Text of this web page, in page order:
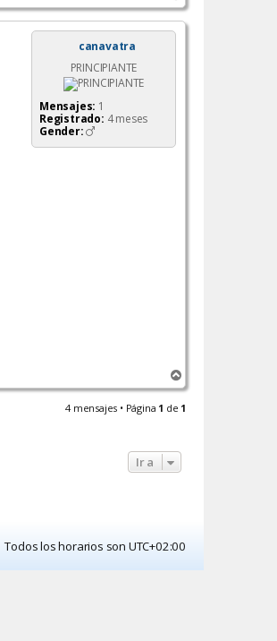
r
r
canavatra
PRINCIPIANTE
Mensajes: 1
Registrado: 4 meses
Gender:
r
r
4 mensajes • Página 1 de 1
Ir a
Todos los horarios son UTC+02:00